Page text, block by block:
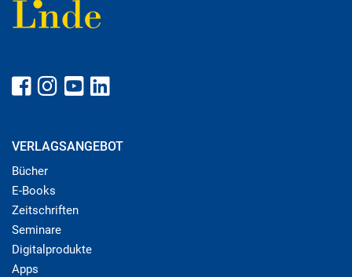
VERLAGSANGEBOT
Bücher
E-Books
Zeitschriften
Seminare
Digitalprodukte
Apps